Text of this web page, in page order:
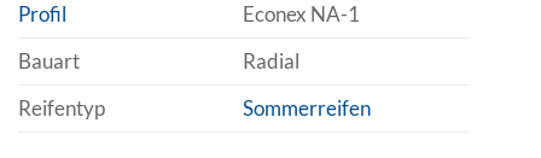
Profil
Econex NA-1
Bauart
Radial
Reifentyp
Sommerreifen